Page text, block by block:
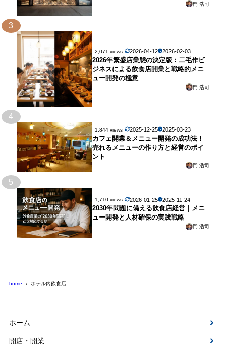
門 浩司
3
2,071 views 2026-04-12 2026-02-03
2026年繁盛店業態の決定版：二毛作ビ
ジネスによる飲食店開業と戦略的メニ
ュー開発の極意
門 浩司
4
1,844 views 2025-12-25 2025-03-23
カフェ開業＆メニュー開発の成功法！
売れるメニューの作り方と経営のポイ
ント
門 浩司
5
1,710 views 2026-01-25 2025-11-24
2030年問題に備える飲食店経営｜メニ
ュー開発と人材確保の実践戦略
門 浩司
home ホテル内飲食店
ホーム
開店・開業